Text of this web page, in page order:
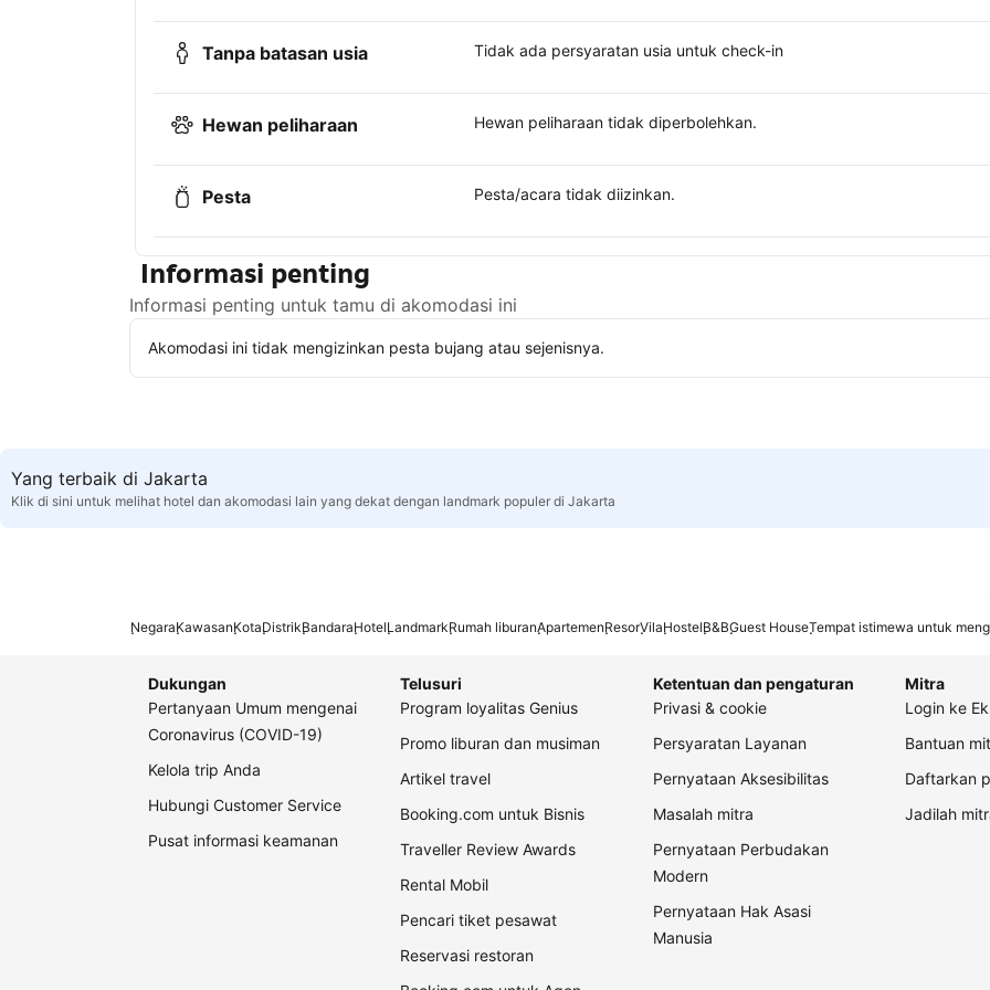
Tanpa batasan usia Tidak ada persyaratan usia untuk check-in
Hewan peliharaan Hewan peliharaan tidak diperbolehkan.
Pesta Pesta/acara tidak diizinkan.
Informasi penting
Informasi penting untuk tamu di akomodasi ini
Akomodasi ini tidak mengizinkan pesta bujang atau sejenisnya.
Yang terbaik di Jakarta
Klik di sini untuk melihat hotel dan akomodasi lain yang dekat dengan landmark populer di Jakarta
NegaraKawasanKotaDistrikBandaraHotelLandmarkRumah liburanApartemenResorVilaHostelB&BGuest HouseTempat istimewa untuk
Dukungan
Pertanyaan Umum mengenai
Coronavirus (COVID-19)
Kelola trip Anda
Hubungi Customer Service
Pusat informasi keamanan
Telusuri
Program loyalitas Genius
Promo liburan dan musiman
Artikel travel
Booking.com untuk Bisnis
Traveller Review Awards
Rental Mobil
Pencari tiket pesawat
Reservasi restoran
Ketentuan dan pengaturan
Privasi & cookie
Persyaratan Layanan
Pernyataan Aksesibilitas
Masalah mitra
Pernyataan Perbudakan
Modern
Pernyataan Hak Asasi
Manusia
Mitra
Login ke
Bantuan
Daftarkan
Jadilah